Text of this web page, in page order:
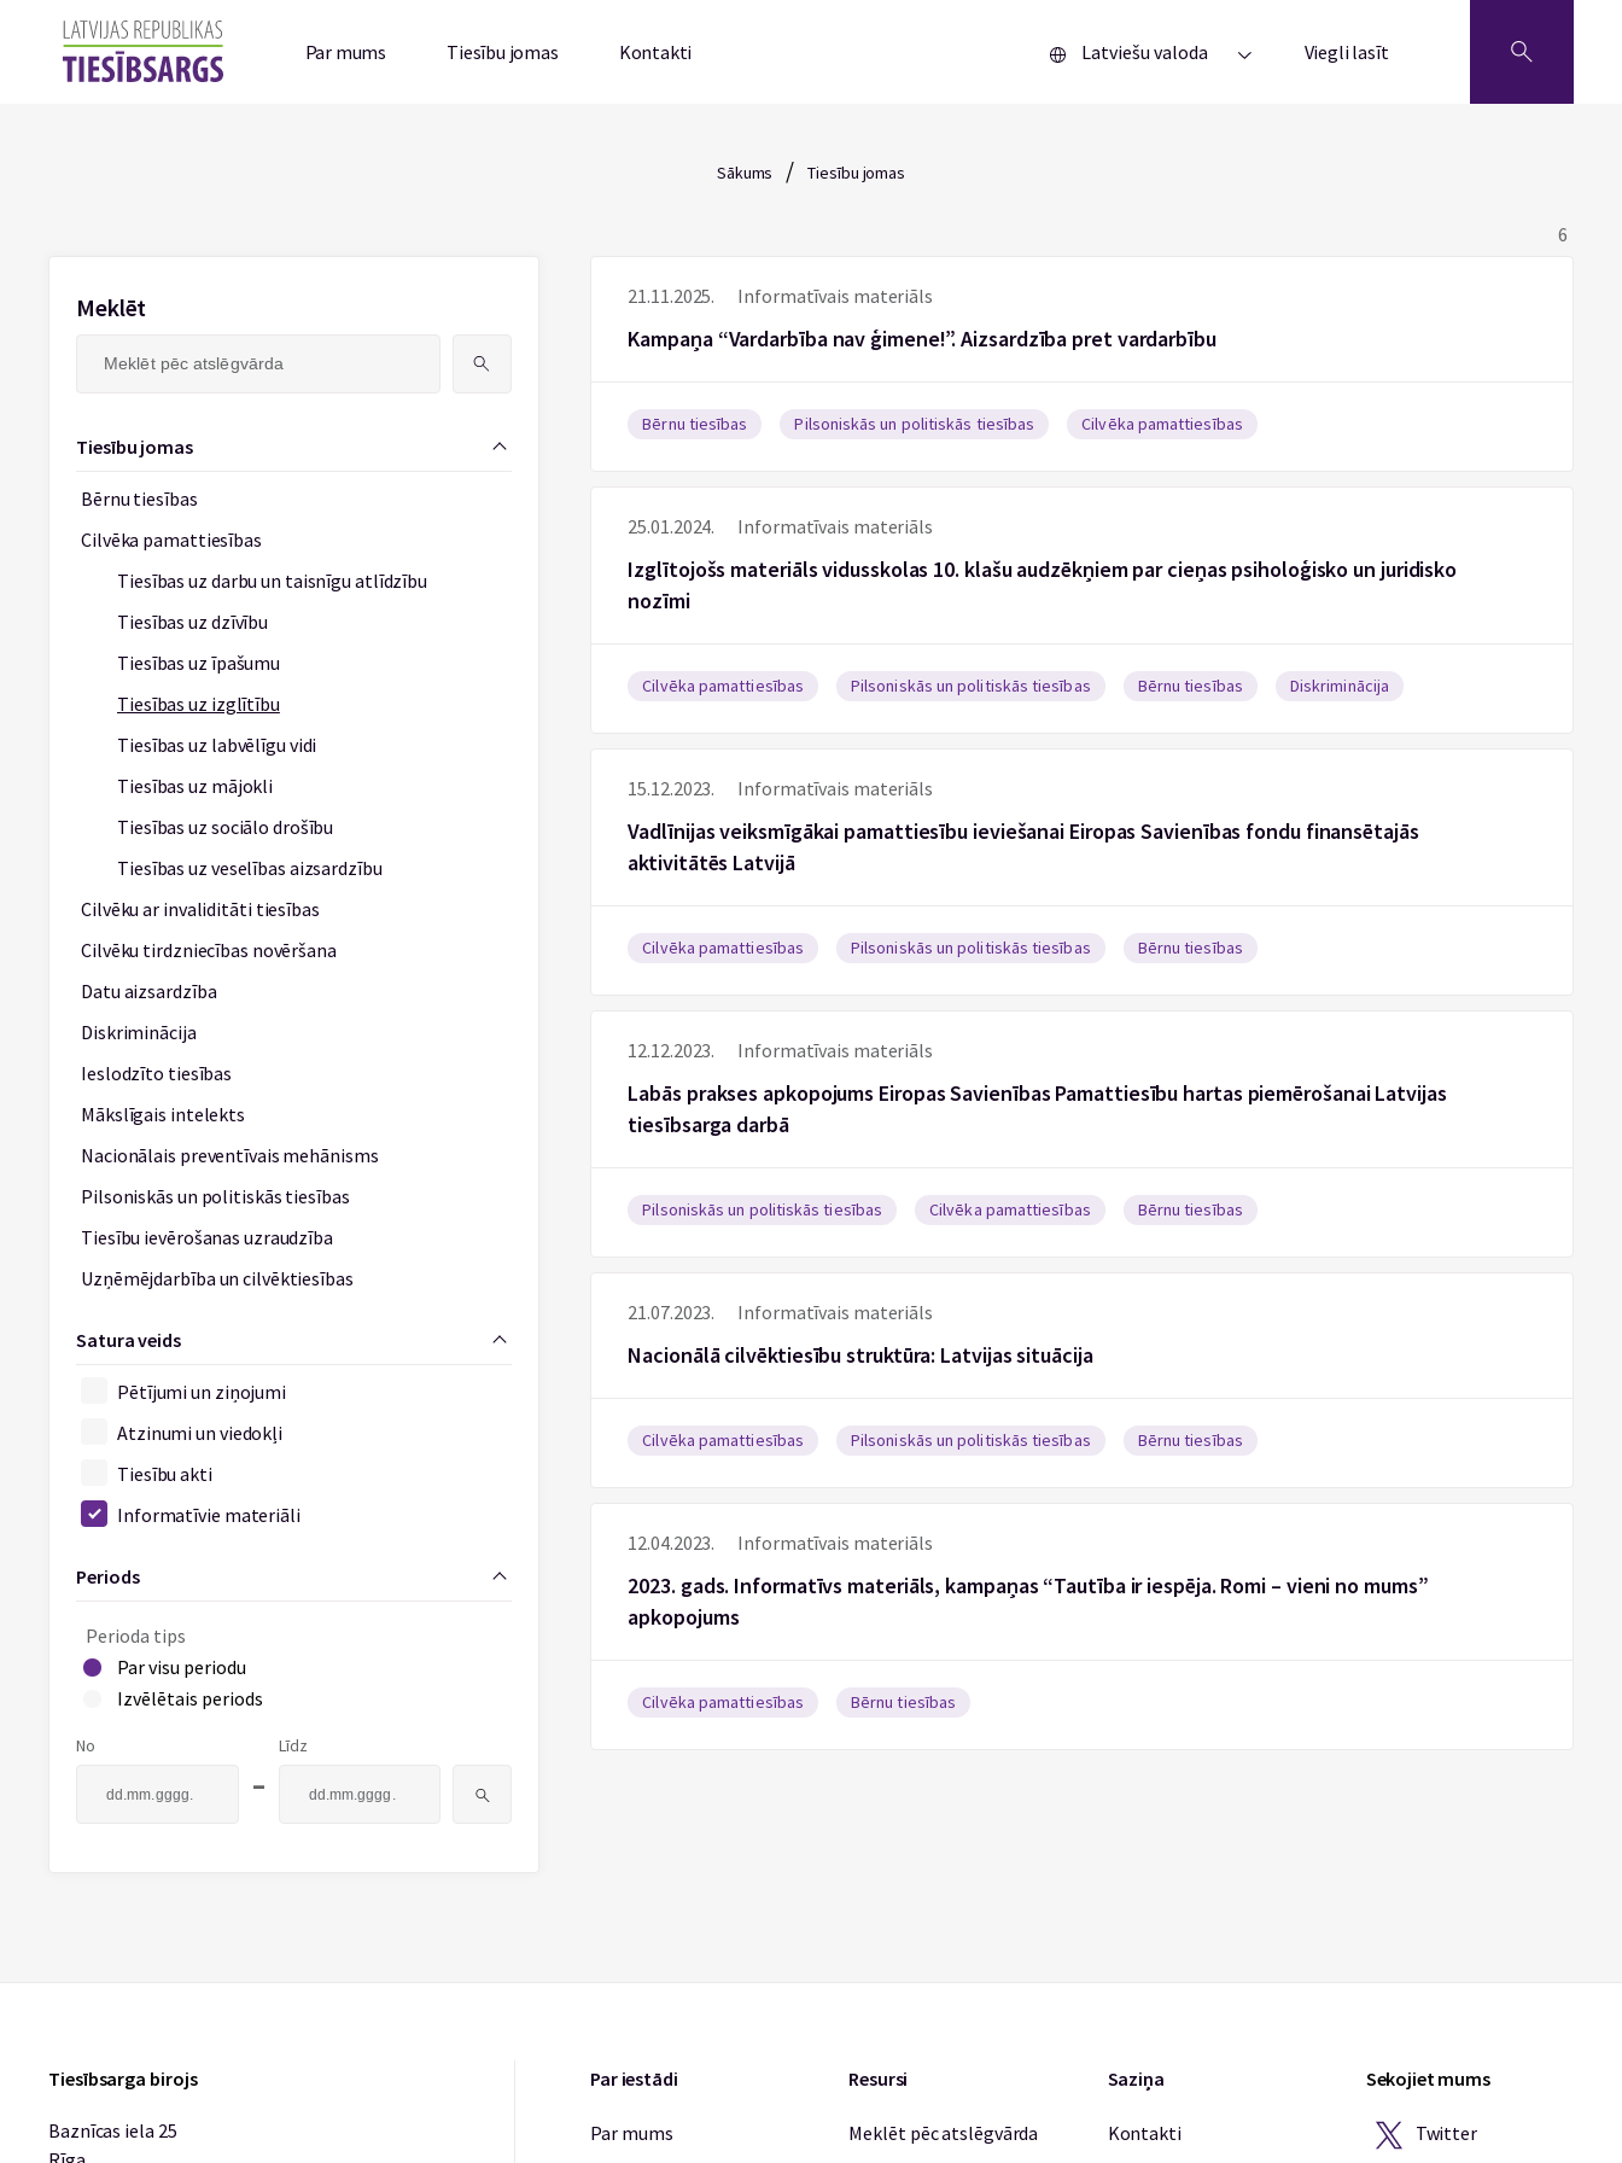
Par mums Tiesību jomas Kontakti Latviešu valoda Viegli lasīt
Sākums / Tiesību jomas
Meklēt
Tiesību jomas
Bērnu tiesības
Cilvēka pamattiesības
Tiesības uz darbu un taisnīgu atlīdzību
Tiesības uz dzīvību
Tiesības uz īpašumu
Tiesības uz izglītību
Tiesības uz labvēlīgu vidi
Tiesības uz mājokli
Tiesības uz sociālo drošību
Tiesības uz veselības aizsardzību
Cilvēku ar invaliditāti tiesības
Cilvēku tirdzniecības novēršana
Datu aizsardzība
Diskriminācija
Ieslodzīto tiesības
Mākslīgais intelekts
Nacionālais preventīvais mehānisms
Pilsoniskās un politiskās tiesības
Tiesību ievērošanas uzraudzība
Uzņēmējdarbība un cilvēktiesības
Satura veids
Pētījumi un ziņojumi
Atzinumi un viedokļi
Tiesību akti
Informatīvie materiāli
Periods
Perioda tips
Par visu periodu
Izvēlētais periods
No
-
Līdz
6
21.11.2025. Informatīvais materiāls
Kampaņa “Vardarbība nav ģimene!”. Aizsardzība pret vardarbību
Bērnu tiesības Pilsoniskās un politiskās tiesības Cilvēka pamattiesības
25.01.2024. Informatīvais materiāls
Izglītojošs materiāls vidusskolas 10. klašu audzēkņiem par cieņas psiholoģisko un juridisko
nozīmi
Cilvēka pamattiesības Pilsoniskās un politiskās tiesības Bērnu tiesības Diskriminācija
15.12.2023. Informatīvais materiāls
Vadlīnijas veiksmīgākai pamattiesību ieviešanai Eiropas Savienības fondu finansētajās
aktivitātēs Latvijā
Cilvēka pamattiesības Pilsoniskās un politiskās tiesības Bērnu tiesības
12.12.2023. Informatīvais materiāls
Labās prakses apkopojums Eiropas Savienības Pamattiesību hartas piemērošanai Latvijas
tiesībsarga darbā
Pilsoniskās un politiskās tiesības Cilvēka pamattiesības Bērnu tiesības
21.07.2023. Informatīvais materiāls
Nacionālā cilvēktiesību struktūra: Latvijas situācija
Cilvēka pamattiesības Pilsoniskās un politiskās tiesības Bērnu tiesības
12.04.2023. Informatīvais materiāls
2023. gads. Informatīvs materiāls, kampaņas “Tautība ir iespēja. Romi – vieni no mums”
apkopojums
Cilvēka pamattiesības Bērnu tiesības
Tiesībsarga birojs
Baznīcas iela 25
Par iestādi
Par mums
Resursi
Meklēt pēc atslēgvārda
Saziņa
Kontakti
Sekojiet mums
Twitter